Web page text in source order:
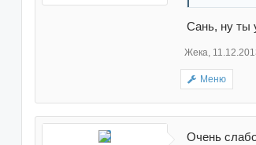
Сань, ну ты
Жека,
Меню
Очень